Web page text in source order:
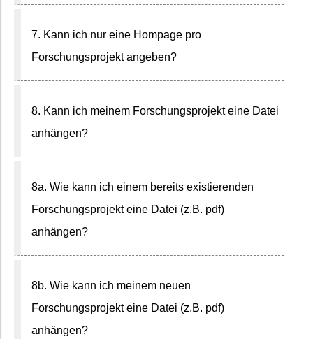
7. Kann ich nur eine Hompage pro
Forschungsprojekt angeben?
8. Kann ich meinem Forschungsprojekt eine Datei
anhängen?
8a. Wie kann ich einem bereits existierenden
Forschungsprojekt eine Datei (z.B. pdf)
anhängen?
8b. Wie kann ich meinem neuen
Forschungsprojekt eine Datei (z.B. pdf)
anhängen?